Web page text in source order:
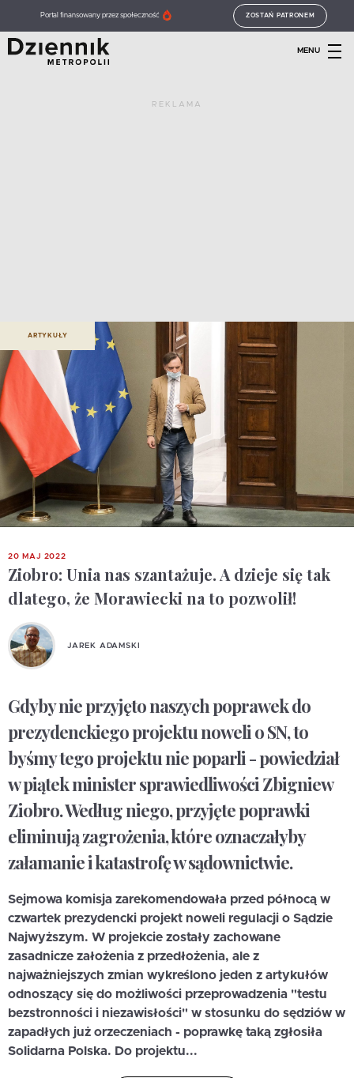
Portal finansowany przez społeczność ZOSTAŃ PATRONEM
MENU
REKLAMA
ARTYKUŁY
20 MAJ 2022
Ziobro: Unia nas szantażuje. A dzieje się tak
dlatego, że Morawiecki na to pozwolił!
JAREK ADAMSKI
Gdyby nie przyjęto naszych poprawek do
prezydenckiego projektu noweli o SN, to
byśmy tego projektu nie poparli - powiedział
w piątek minister sprawiedliwości Zbigniew
Ziobro. Według niego, przyjęte poprawki
eliminują zagrożenia, które oznaczałyby
załamanie i katastrofę w sądownictwie.
Sejmowa komisja zarekomendowała przed północą w
czwartek prezydencki projekt noweli regulacji o Sądzie
Najwyższym. W projekcie zostały zachowane
zasadnicze założenia z przedłożenia, ale z
najważniejszych zmian wykreślono jeden z artykułów
odnoszący się do możliwości przeprowadzenia "testu
bezstronności i niezawisłości" w stosunku do sędziów w
zapadłych już orzeczeniach - poprawkę taką zgłosiła
Solidarna Polska. Do projektu...